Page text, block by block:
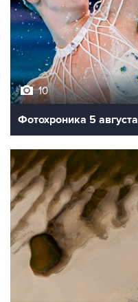
10
Фотохроника 5 августа